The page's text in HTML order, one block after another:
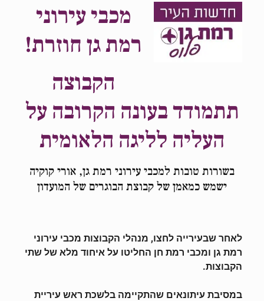
מכבי עירוני
רמת גן חוזרת!
הקבוצה
תתמודד בעונה הקרובה על
העליה לליגה הלאומית
בשורות טובות למכבי עירוני רמת גן, אורי קוקיה
ישמש כמאמן של קבוצת הבוגרים של המועדון
לאחר שבעירייה לחצו, מנהלי הקבוצות מכבי עירוני
רמת גן ומכבי רמת חן החליטו על איחוד מלא של שתי
הקבוצות.
במסיבת עיתונאים שהתקיימה בלשכת ראש עיריית